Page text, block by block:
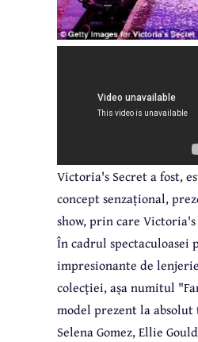
Victoria's Secret a fost,
concept senzațional,
show, prin care
În cadrul spectaculoasei
impresionante de
colecției, așa numitul
model prezent la absolut
Selena Gomez, Ellie